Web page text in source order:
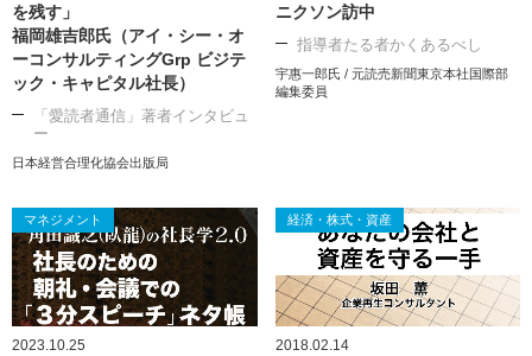
を残す」
福岡雄吉郎氏（アイ・シー・オ
ーコンサルティングGrp ビジテ
ック・キャピタル社長）
「愛読者通信」著者インタビュ
ー
日本経営合理化協会出版局
ニクソン訪中
指導者たる者かくあるべし
宇惠一郎氏 / 元読売新聞東京本社国際部
編集委員
マネジメント
2023.10.25
経済・株式・資産
2018.02.14